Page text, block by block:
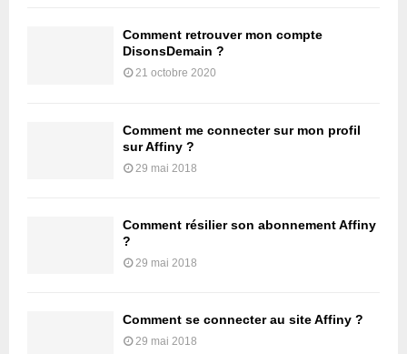
Comment retrouver mon compte
DisonsDemain ?
21 octobre 2020
Comment me connecter sur mon profil
sur Affiny ?
29 mai 2018
Comment résilier son abonnement Affiny
?
29 mai 2018
Comment se connecter au site Affiny ?
29 mai 2018